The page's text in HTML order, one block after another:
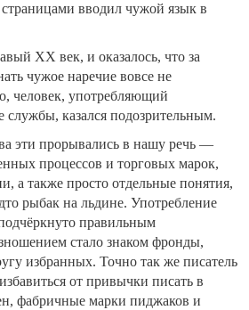
вводил чужой язык в
ХХ век, и оказалось, что за
чужое наречие вовсе не
человек, употребляющий
службы, казался подозрительным.
эти прорывались в нашу речь —
процессов и торговых марок,
а также просто отдельные понятия,
рыбак на льдине. Употребление
правильным
стало знаком фронды,
избранных. Точно так же писатель
от привычки писать в
фабричные марки пиджаков и